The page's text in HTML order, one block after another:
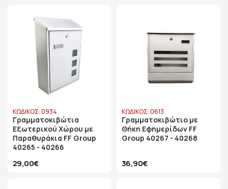
ΚΩΔΙΚΟΣ: 0934
Γραμματοκιβώτια
Εξωτερικού Χώρου με
Παραθυράκια FF Group
40265 - 40266
29,00€
ΚΩΔΙΚΟΣ: 0613
Γραμματοκιβώτιο με
Θήκη Εφημερίδων FF
Group 40267 - 40268
36,90€